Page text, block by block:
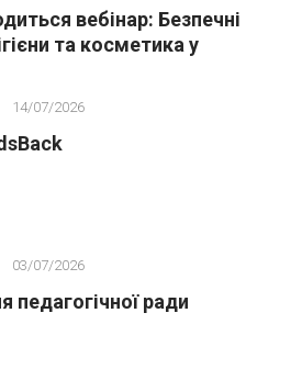
вебінар: Безпечні
та косметика у
14/07/2026
03/07/2026
педагогічної ради